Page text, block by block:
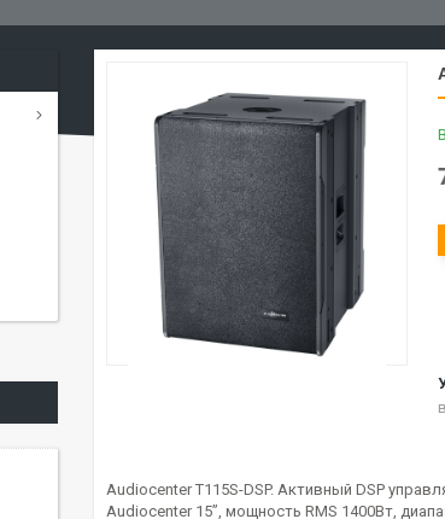
Audiocenter T115S-DSP. Активный DSP
Audiocenter 15”, мощность RMS 1400Вт,